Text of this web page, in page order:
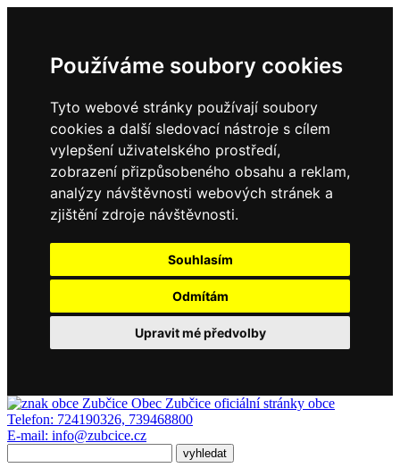
Používáme soubory cookies
Tyto webové stránky používají soubory
cookies a další sledovací nástroje s cílem
vylepšení uživatelského prostředí,
zobrazení přizpůsobeného obsahu a reklam,
analýzy návštěvnosti webových stránek a
zjištění zdroje návštěvnosti.
Souhlasím
Odmítám
Upravit mé předvolby
Obec Zubčice oficiální stránky obce
Telefon: 724190326, 739468800
E-mail: info@zubcice.cz